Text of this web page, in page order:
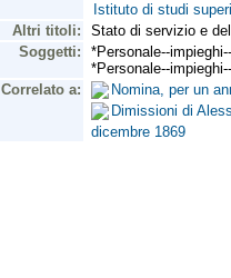
Istituto di studi
Altri titoli:
Stato di servizio e
Soggetti:
*Personale--
*Personale--
Correlato a:
Nomina, per un
Dimissioni di
dicembre 1869